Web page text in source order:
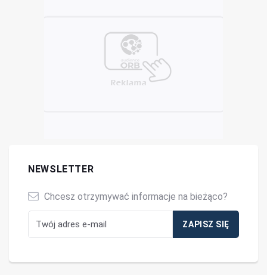
NEWSLETTER
Chcesz otrzymywać informacje na bieżąco?